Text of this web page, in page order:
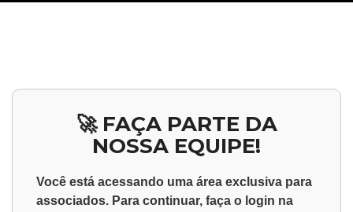
🚀 FAÇA PARTE DA
NOSSA EQUIPE!
Você está acessando uma área exclusiva para
associados. Para continuar, faça o login na